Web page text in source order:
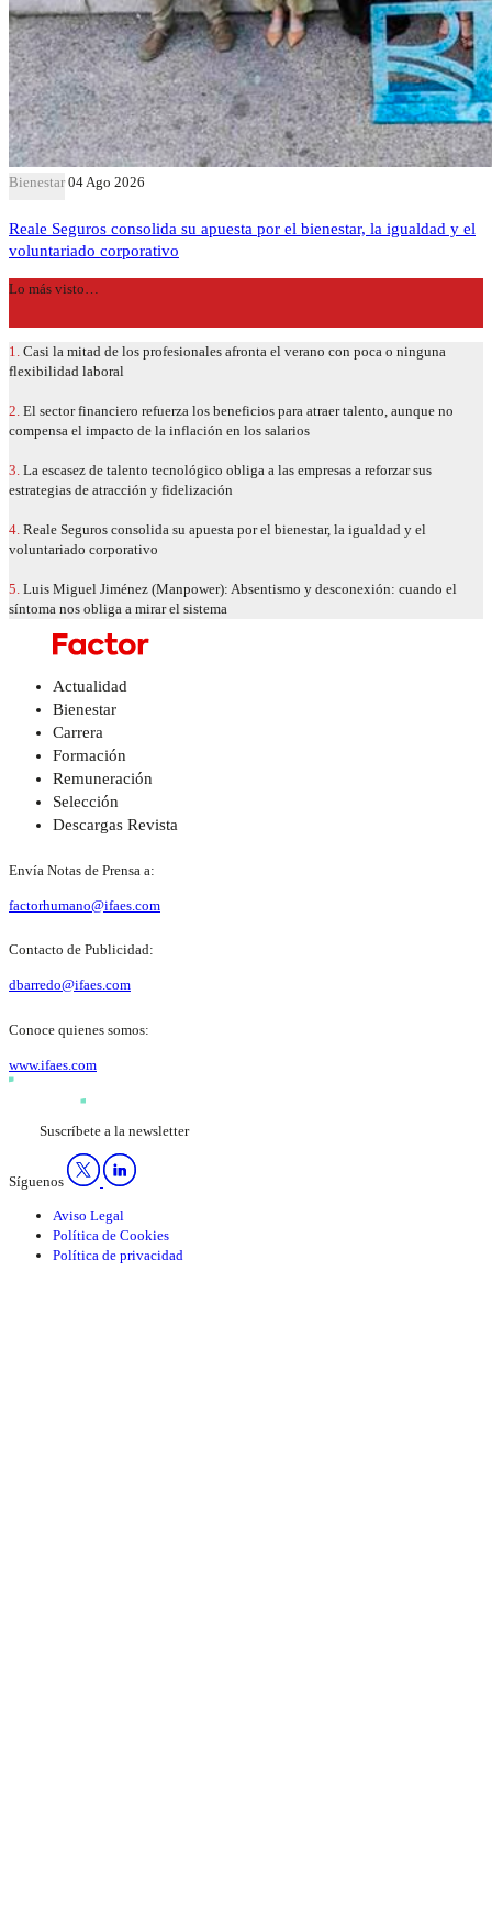
Bienestar 04 Ago 2026
Reale Seguros consolida su apuesta por el bienestar, la igualdad y el
voluntariado corporativo
Lo más visto…
1. Casi la mitad de los profesionales afronta el verano con poca o ninguna
flexibilidad laboral
2. El sector financiero refuerza los beneficios para atraer talento, aunque no
compensa el impacto de la inflación en los salarios
3. La escasez de talento tecnológico obliga a las empresas a reforzar sus
estrategias de atracción y fidelización
4. Reale Seguros consolida su apuesta por el bienestar, la igualdad y el
voluntariado corporativo
5. Luis Miguel Jiménez (Manpower): Absentismo y desconexión: cuando el
síntoma nos obliga a mirar el sistema
Actualidad
Bienestar
Carrera
Formación
Remuneración
Selección
Descargas Revista
Envía Notas de Prensa a:
factorhumano@ifaes.com
Contacto de Publicidad:
dbarredo@ifaes.com
Conoce quienes somos:
www.ifaes.com
Suscríbete a la newsletter
Síguenos
Aviso Legal
Política de Cookies
Política de privacidad